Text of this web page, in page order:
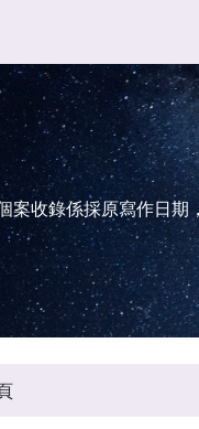
案收錄係採原寫作日期